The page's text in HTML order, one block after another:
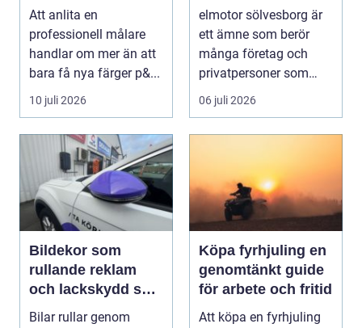
hem och fasad
Att anlita en
professionell målare
handlar om mer än att
bara få nya färger p&...
10 juli 2026
drift
elmotor sölvesborg är
ett ämne som berör
många företag och
privatpersoner som
behöver driftsäkra
mas...
06 juli 2026
Bildekor som
rullande reklam
och lackskydd så
tänker man smart
Bilar rullar genom
Köpa fyrhjuling en
genomtänkt guide
för arbete och fritid
Att köpa en fyrhjuling